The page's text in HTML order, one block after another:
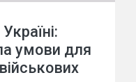
умови для